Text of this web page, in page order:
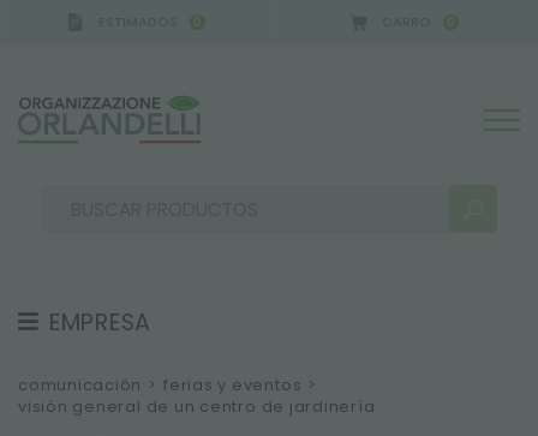
0 0
EMPRESA
SOBRE NOSOTROS
EQUIPO
comunicación > ferias y eventos >
visión general de un centro de jardinería